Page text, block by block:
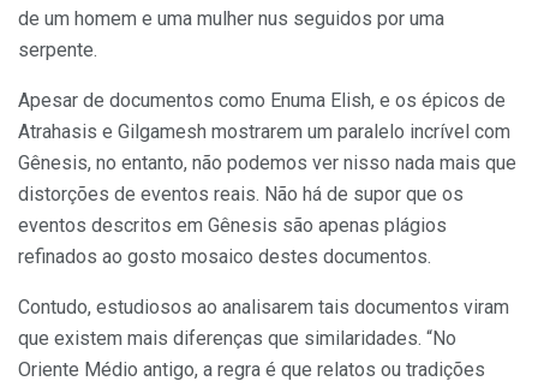
de um homem e uma mulher nus seguidos por uma
serpente.
Apesar de documentos como Enuma Elish, e os épicos de
Atrahasis e Gilgamesh mostrarem um paralelo incrível com
Gênesis, no entanto, não podemos ver nisso nada mais que
distorções de eventos reais. Não há de supor que os
eventos descritos em Gênesis são apenas plágios
refinados ao gosto mosaico destes documentos.
Contudo, estudiosos ao analisarem tais documentos viram
que existem mais diferenças que similaridades. “No
Oriente Médio antigo, a regra é que relatos ou tradições